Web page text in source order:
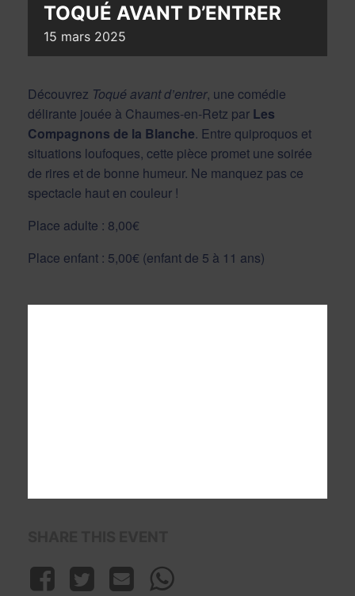
TOQUÉ AVANT D’ENTRER
15 mars 2025
Découvrez Toqué avant d’entrer, une comédie
délirante jouée à Chaumes-en-Retz par Les
Compagnons de la Blanche. Entre quiproquos et
situations loufoques, cette pièce promet une soirée
de rires et de bonne humeur. Ne manquez pas ce
spectacle haut en couleur !
Place adulte : 8,00€
Place enfant : 5,00€ (enfant de 5 à 11 ans)